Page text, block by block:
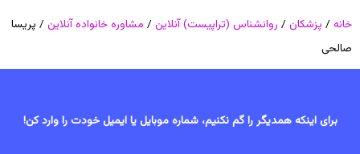
خانه / پزشکان / روانشناس (تراپیست) آنلاین / مشاوره خانواده آنلاین / پریسا
صالحی
برای اینکه همدیگر را گم نکنیم، شماره موبایل یا ایمیل خودت را وارد کن!